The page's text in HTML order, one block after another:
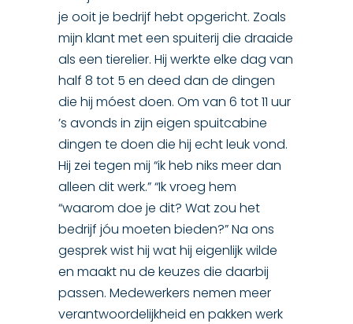
je ooit je bedrijf hebt opgericht. Zoals
mijn klant met een spuiterij die draaide
als een tierelier. Hij werkte elke dag van
half 8 tot 5 en deed dan de dingen
die hij móest doen. Om van 6 tot 11 uur
’s avonds in zijn eigen spuitcabine
dingen te doen die hij echt leuk vond.
Hij zei tegen mij “ik heb niks meer dan
alleen dit werk.” “Ik vroeg hem
“waarom doe je dit? Wat zou het
bedrijf jóu moeten bieden?” Na ons
gesprek wist hij wat hij eigenlijk wilde
en maakt nu de keuzes die daarbij
passen. Medewerkers nemen meer
verantwoordelijkheid en pakken werk